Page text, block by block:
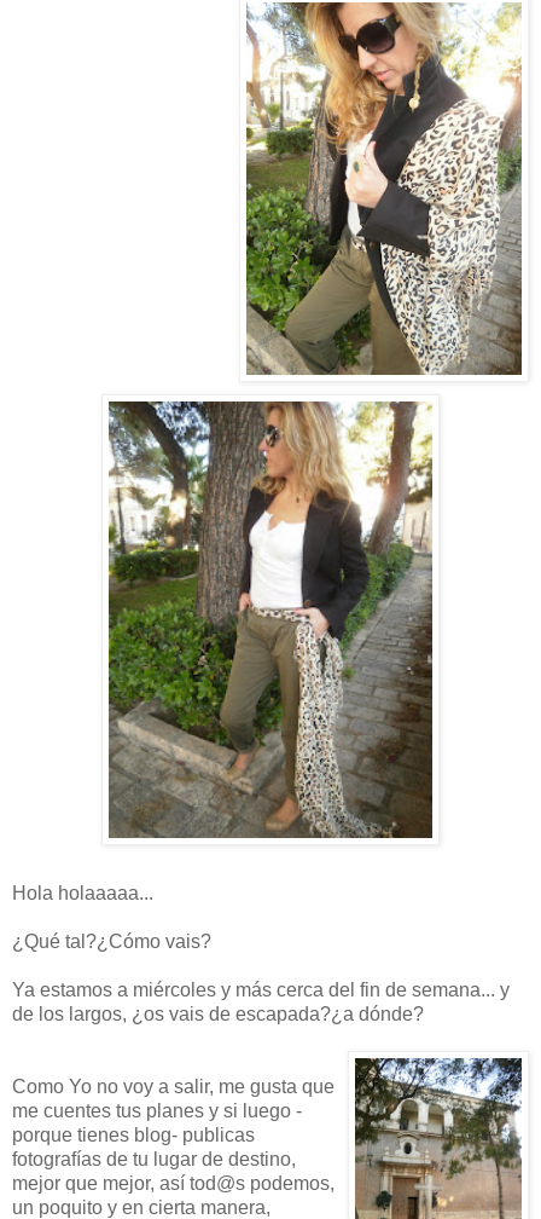
Hola holaaaaa...
¿Qué tal?¿Cómo vais?
Ya estamos a miércoles y más cerca del fin de semana... y
de los largos, ¿os vais de escapada?¿a dónde?
Como Yo no voy a salir, me gusta que
me cuentes tus planes y si luego -
porque tienes blog- publicas
fotografías de tu lugar de destino,
mejor que mejor, así tod@s podemos,
un poquito y en cierta manera,